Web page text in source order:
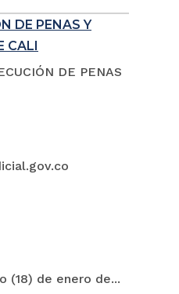
DE PENAS Y
CALI
DE PENAS
(18) de enero de...